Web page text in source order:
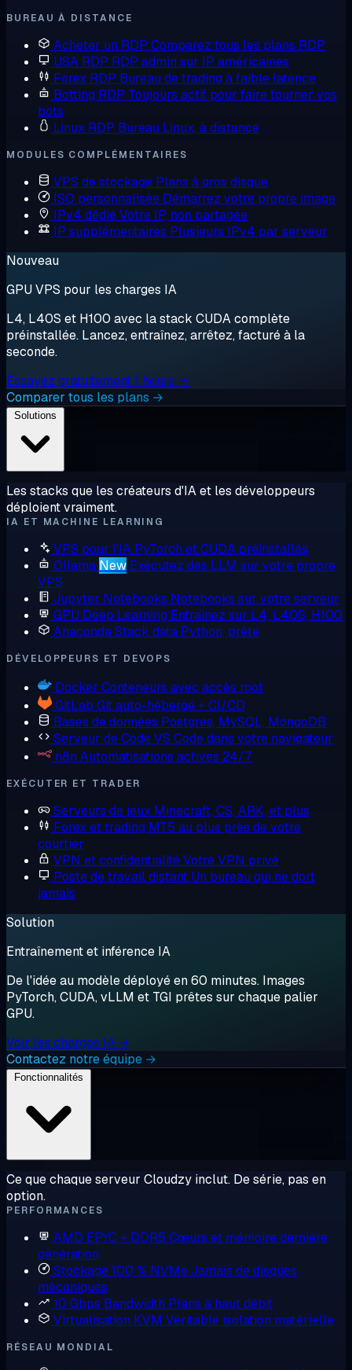
BUREAU À DISTANCE
Acheter un RDP Comparez tous les plans RDP
USA RDP RDP admin sur IP américaines
Forex RDP Bureau de trading à faible latence
Botting RDP Toujours actif pour faire tourner vos
bots
Linux RDP Bureau Linux, à distance
MODULES COMPLÉMENTAIRES
VPS de stockage Plans à gros disque
ISO personnalisée Démarrez votre propre image
IPv4 dédiéVotre IP, non partagée
IP supplémentaires Plusieurs IPv4 par serveur
Nouveau
GPU VPS pour les charges IA
L4, L40S et H100 avec la stack CUDA complète
préinstallée. Lancez, entraînez, arrêtez, facturé à la
seconde.
Essayez gratuitement 1 heure →
Comparer tous les plans →
Les stacks que les créateurs d'IA et les développeurs
déploient vraiment.
IA ET MACHINE LEARNING
VPS pour l'IA PyTorch et CUDA préinstallés
Ollama New Exécutez des LLM sur votre propre
VPS
Jupyter Notebooks Notebooks sur votre serveur
GPU Deep Learning Entraînez sur L4, L40S, H100
AnacondaStack data Python, prête
DÉVELOPPEURS ET DEVOPS
Docker Conteneurs avec accès root
GitLab Git auto-hébergé + CI/CD
Bases de données Postgres, MySQL, MongoDB
Serveur de CodeVS Code dans votre navigateur
n8n Automatisations actives 24/7
EXÉCUTER ET TRADER
Serveurs de jeux Minecraft, CS, ARK, et plus
Forex et trading MT5 au plus près de votre
courtier
VPN et confidentialitéVotre VPN privé
Poste de travail distant Un bureau qui ne dort
jamais
Solution
Entraînement et inférence IA
De l'idée au modèle déployé en 60 minutes. Images
PyTorch, CUDA, vLLM et TGI prêtes sur chaque palier
GPU.
Voir les charges IA →
Contactez notre équipe →
Ce que chaque serveur Cloudzy inclut. De série, pas en
option.
PERFORMANCES
AMD EPYC + DDR5 Cœurs et mémoire dernière
génération
Stockage 100 % NVMeJamais de disques
mécaniques
10 Gbps Bandwidth Plans à haut débit
Virtualisation KVM Véritable isolation matérielle
RÉSEAU MONDIAL